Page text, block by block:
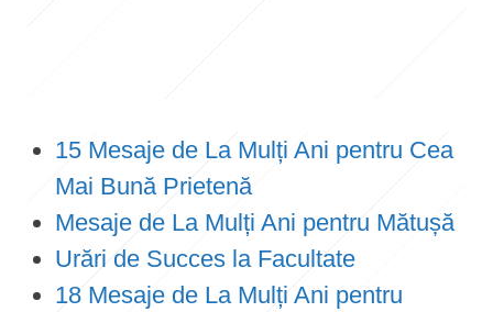
15 Mesaje de La Mulți Ani pentru Cea
Mai Bună Prietenă
Mesaje de La Mulți Ani pentru Mătușă
Urări de Succes la Facultate
18 Mesaje de La Mulți Ani pentru